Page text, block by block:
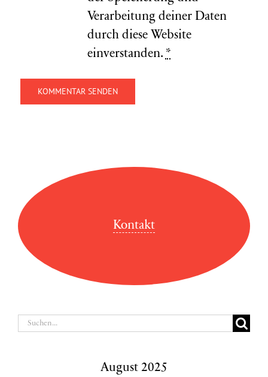
Verarbeitung deiner Daten
durch diese Website
einverstanden. *
Kontakt
Suche
August 2025